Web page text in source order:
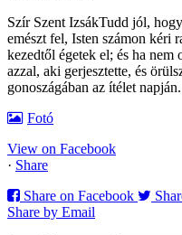
Szír Szent IzsákTudd jól,
emészt fel, Isten számon kéri
kezedtől égetek el; és ha
azzal, aki gerjesztette, és
gonoszágában az ítélet napján.
Fotó
View on Facebook
· Share
Share on Facebook
Share by Email